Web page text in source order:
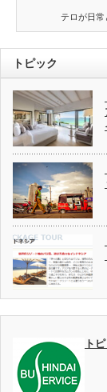
テロが日常
トピック
ト